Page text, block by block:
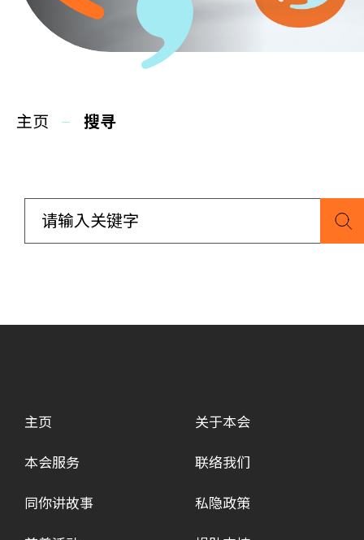
主页
同你讲故事
其他活动及消息
关于本会
主页 搜寻
主页
本会服务
同你讲故事
关于本会
联络我们
私隐政策